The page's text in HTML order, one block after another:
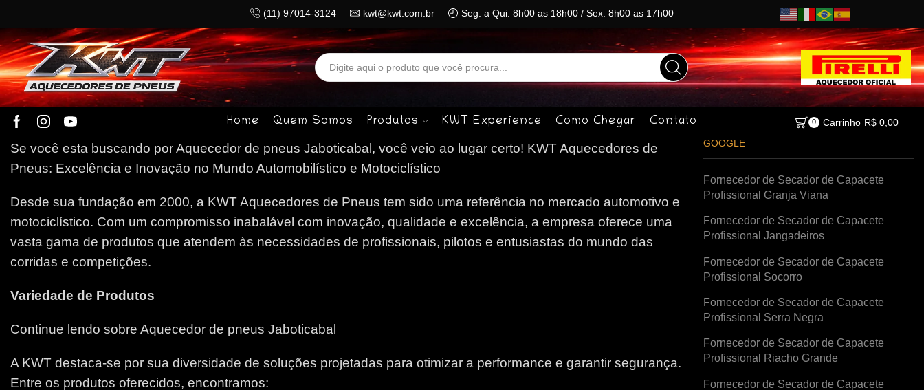
(11) 97014-3124 kwt@kwt.com.br Seg. a Qui. 8h00 as 18h00 / Sex. 8h00 as 17h00
Search
input
Home Quem Somos Produtos KWT Experience Como Chegar Contato 0 Carrinho R$0,00
Se você esta buscando por Aquecedor de pneus Jaboticabal, você veio ao lugar certo! KWT Aquecedores de
Pneus: Excelência e Inovação no Mundo Automobilístico e Motociclístico
Desde sua fundação em 2000, a KWT Aquecedores de Pneus tem sido uma referência no mercado automotivo e
motociclístico. Com um compromisso inabalável com inovação, qualidade e excelência, a empresa oferece uma
vasta gama de produtos que atendem às necessidades de profissionais, pilotos e entusiastas do mundo das
corridas e competições.
Variedade de Produtos
Continue lendo sobre Aquecedor de pneus Jaboticabal
A KWT destaca-se por sua diversidade de soluções projetadas para otimizar a performance e garantir segurança.
Entre os produtos oferecidos, encontramos:
GOOGLE
Fornecedor de Secador de Capacete
Profissional Granja Viana
Fornecedor de Secador de Capacete
Profissional Jangadeiros
Fornecedor de Secador de Capacete
Profissional Socorro
Fornecedor de Secador de Capacete
Profissional Serra Negra
Fornecedor de Secador de Capacete
Profissional Riacho Grande
Fornecedor de Secador de Capacete